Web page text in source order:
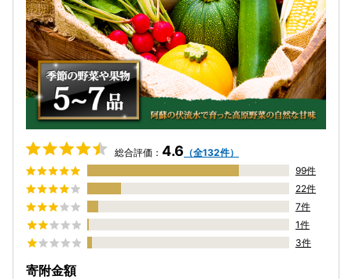
総合評価： 4.6 （全132件）
99件
22件
7件
1件
3件
寄附金額